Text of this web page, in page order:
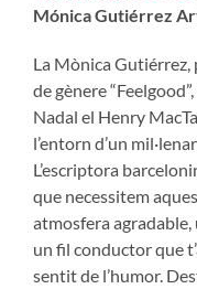
Mónica Gutiérrez
La Mònica
de gènere
Nadal el Henry
l’entorn d’un
L’escriptora
que necessitem
atmosfera agradable,
un fil conductor que
sentit de l’humor.